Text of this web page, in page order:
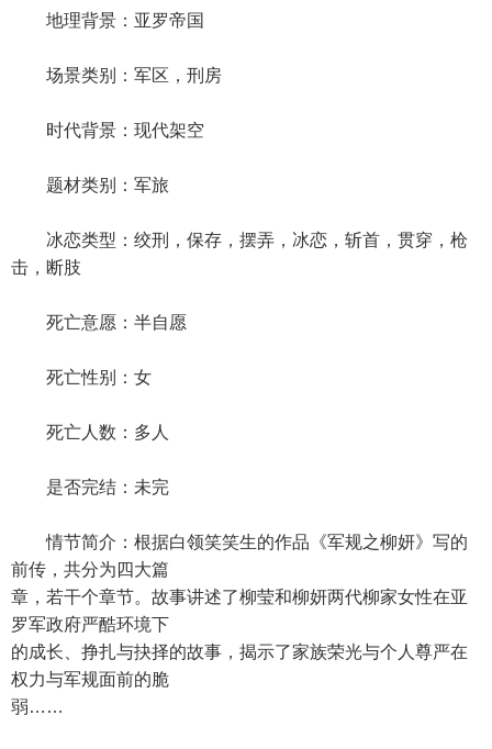
地理背景：亚罗帝国
场景类别：军区，刑房
时代背景：现代架空
题材类别：军旅
冰恋类型：绞刑，保存，摆弄，冰恋，斩首，贯穿，枪
击，断肢
死亡意愿：半自愿
死亡性别：女
死亡人数：多人
是否完结：未完
情节简介：根据白领笑笑生的作品《军规之柳妍》写的
前传，共分为四大篇
章，若干个章节。故事讲述了柳莹和柳妍两代柳家女性在亚
罗军政府严酷环境下
的成长、挣扎与抉择的故事，揭示了家族荣光与个人尊严在
权力与军规面前的脆
弱……